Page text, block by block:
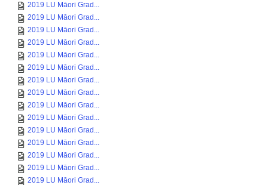
2019 LU Māori Grad...
2019 LU Māori Grad...
2019 LU Māori Grad...
2019 LU Māori Grad...
2019 LU Māori Grad...
2019 LU Māori Grad...
2019 LU Māori Grad...
2019 LU Māori Grad...
2019 LU Māori Grad...
2019 LU Māori Grad...
2019 LU Māori Grad...
2019 LU Māori Grad...
2019 LU Māori Grad...
2019 LU Māori Grad...
2019 LU Māori Grad...